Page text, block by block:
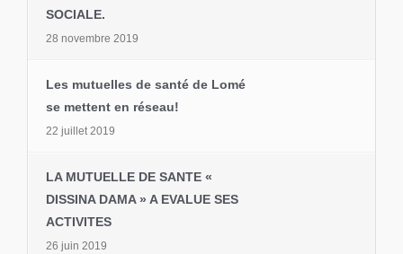
SOCIALE.
28 novembre 2019
Les mutuelles de santé de Lomé
se mettent en réseau!
22 juillet 2019
LA MUTUELLE DE SANTE «
DISSINA DAMA » A EVALUE SES
ACTIVITES
26 juin 2019